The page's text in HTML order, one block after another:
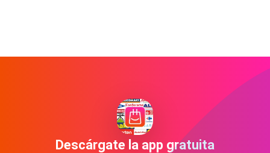
Descárgate la app gratuita